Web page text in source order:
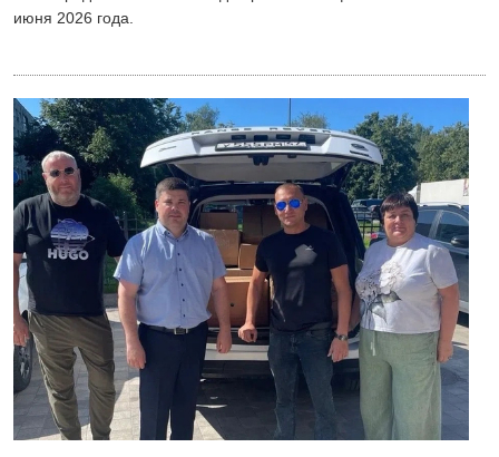
июня 2026 года.